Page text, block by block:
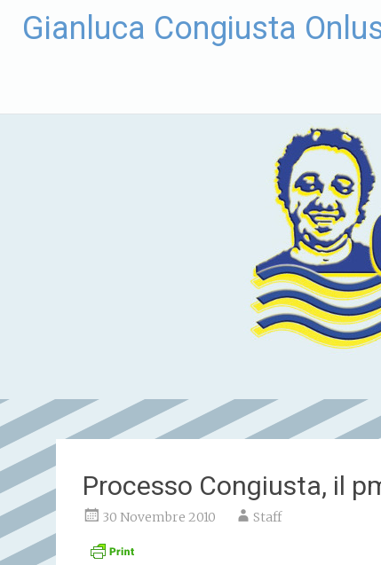
Gianluca Congiusta
Processo Congiusta, il
30 Novembre 2010 Staff